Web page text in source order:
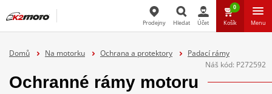
Hledat
Prodejny Hledat Účet
0
Košík Menu
Domů Na motorku Ochrana a protektory
Padací rámy
Náš kód: P272592
Ochranné rámy motoru